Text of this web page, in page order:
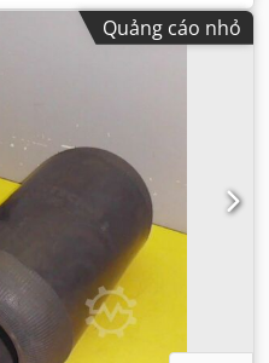
Quảng cáo nhỏ